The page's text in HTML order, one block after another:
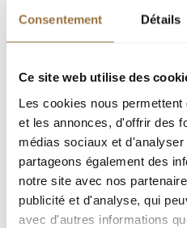
Consentement Détails
Ce site web utilise des
Les cookies nous
et les annonces, d'offrir des
médias sociaux et
partageons également des
notre site avec nos
publicité et d'analyse, qui
avec d'autres informations
Тип недвижимости : Квартира
Площадь : 24.3 m²
Комната : 1